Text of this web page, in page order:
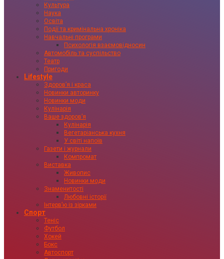
Культура
Наука
Освіта
Події та кримінальна хроніка
Навчальні програми
Психологія взаємовідносин
Автомобіль та суспільство
Театр
Пригоди
Lifestyle
Здоровʼя і краса
Новинки авторинку
Новинки моди
Кулінарія
Ваше здоровʼя
Кулінарія
Вегетаріанська кухня
У світі напоїв
Газети і журнали
Компромат
Виставка
Живопис
Новинки моди
Знаменитості
Любовні історії
Інтервʼю із зірками
Спорт
Теніс
Футбол
Хокей
Бокс
Автоспорт